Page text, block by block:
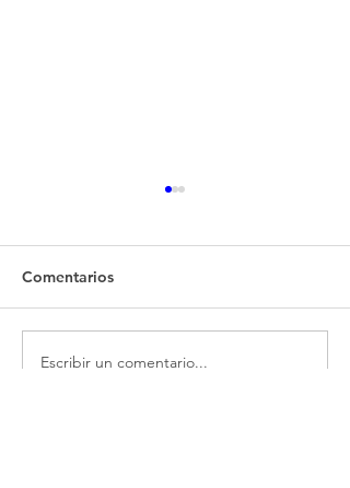
Rafael Aguelo | AHRA
Comentarios
Escribir un comentario...